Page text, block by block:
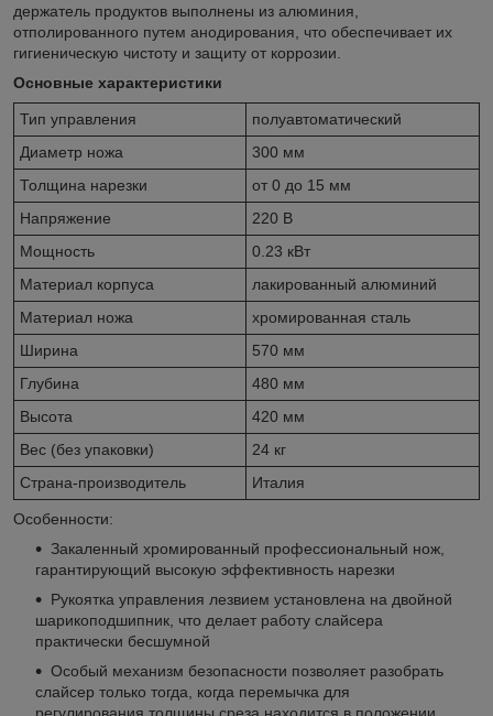
держатель продуктов выполнены из алюминия,
отполированного путем анодирования, что обеспечивает их
гигиеническую чистоту и защиту от коррозии.
Основные характеристики
Тип управления
полуавтоматический
Диаметр ножа
300 мм
Толщина нарезки
от 0 до 15 мм
Напряжение
220 В
Мощность
0.23 кВт
Материал корпуса
лакированный алюминий
Материал ножа
хромированная сталь
Ширина
570 мм
Глубина
480 мм
Высота
420 мм
Вес (без упаковки)
24 кг
Страна-производитель
Италия
Особенности:
Закаленный хромированный профессиональный нож,
гарантирующий высокую эффективность нарезки
Рукоятка управления лезвием установлена на двойной
шарикоподшипник, что делает работу слайсера
практически бесшумной
Особый механизм безопасности позволяет разобрать
слайсер только тогда, когда перемычка для
регулирования толщины среза находится в положении